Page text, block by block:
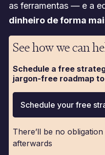
as ferramentas — e a
dinheiro de forma
See how we can
Schedule a free
jargon-free roadmap
Schedule your free
There’ll be no
afterwards